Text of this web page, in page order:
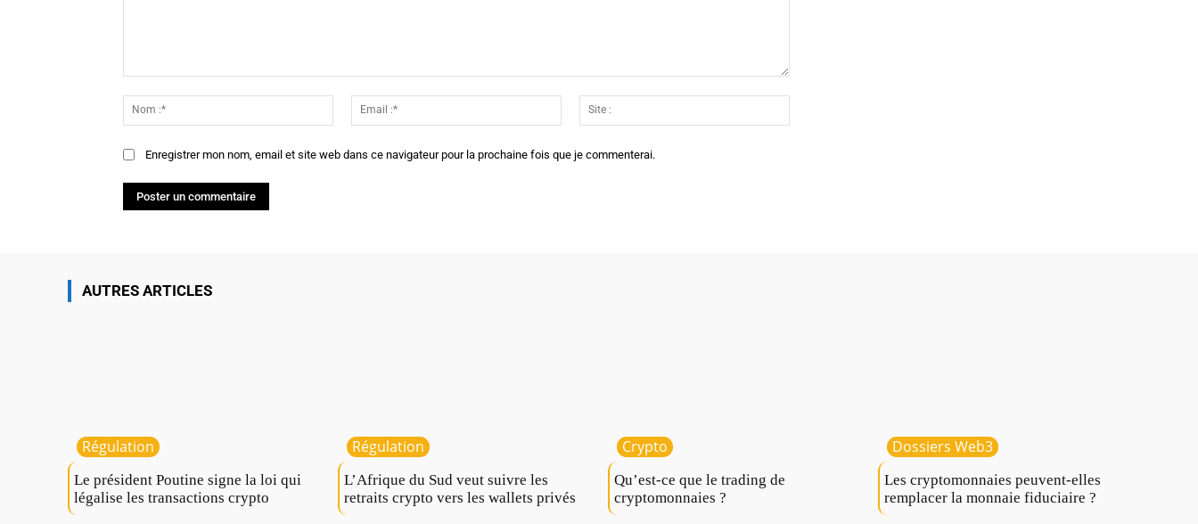
:*
Email
:*
:
Enregistrer mon nom, email et site web dans ce navigateur pour la prochaine fois que je commenterai.
AUTRES ARTICLES
Régulation
Le président Poutine signe la loi qui
légalise les transactions crypto
Régulation
L’Afrique du Sud veut suivre les
retraits crypto vers les wallets privés
Crypto
Qu’est-ce que le trading de
cryptomonnaies ?
Dossiers Web3
Les cryptomonnaies peuvent-elles
remplacer la monnaie fiduciaire ?